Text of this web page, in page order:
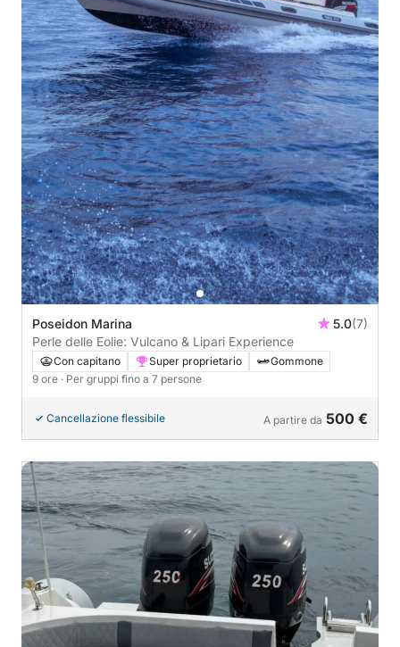
Poseidon Marina 5.0(7)
Perle delle Eolie: Vulcano & Lipari Experience
Con capitano Super proprietario
Gommone
9 ore · Per gruppi fino a 7 persone
Cancellazione flessibile A partire da 500 €